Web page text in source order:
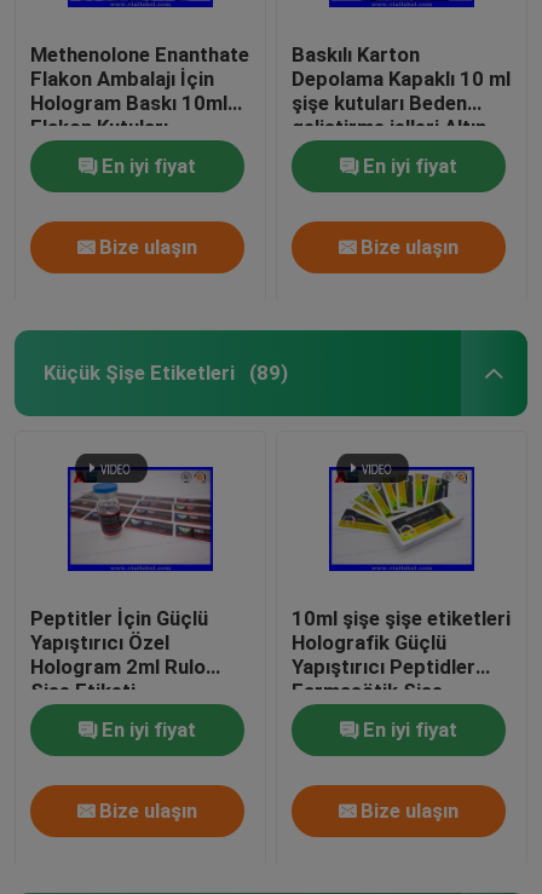
Methenolone Enanthate
Flakon Ambalajı İçin
Hologram Baskı 10ml
Flakon Kutuları
En iyi fiyat
Bize ulaşın
Baskılı Karton
Depolama Kapaklı 10 ml
şişe kutuları Beden
geliştirme jelleri Altın
folyo ambalaj Altın
folyo / hologram etkisi
En iyi fiyat
Bize ulaşın
Küçük Şişe Etiketleri (89)
Peptitler İçin Güçlü
Yapıştırıcı Özel
Hologram 2ml Rulo
Şişe Etiketi
En iyi fiyat
Bize ulaşın
10ml şişe şişe etiketleri
Holografik Güçlü
Yapıştırıcı Peptidler
Farmasötik Şişe
Etiketleri 25x60mm
En iyi fiyat
Bize ulaşın